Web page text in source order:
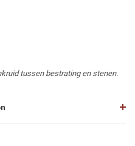
tussen bestrating en stenen.